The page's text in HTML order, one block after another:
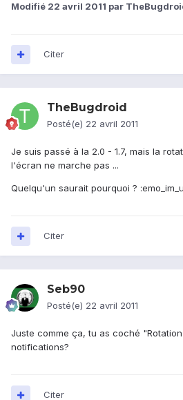
Modifié 22 avril 2011 par
Citer
TheBugdroid
Posté(e) 22 avril 2011
Je suis passé à la 2.0 - 1.7, mais la
l'écran ne marche pas ...
Quelqu'un saurait pourquoi ?
Citer
Seb90
Posté(e) 22 avril 2011
Juste comme ça, tu as coché
notifications?
Citer